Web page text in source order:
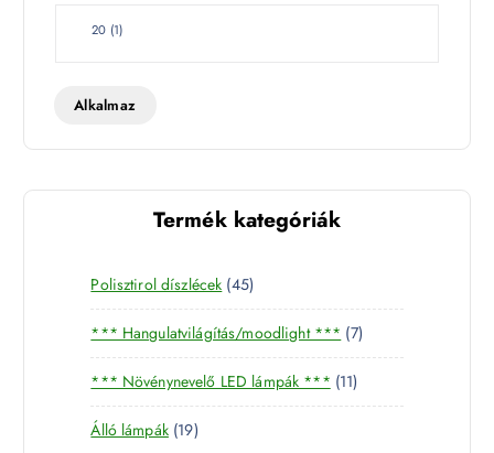
W
t
20 (1)
Alkalmaz
Termék kategóriák
Polisztirol díszlécek 454
5
t
e
r
m
*** Hangulatvilágítás/moodlight *** 77
t
r
*** Növénynevelő LED lámpák *** 111
1
Álló lámpák 191